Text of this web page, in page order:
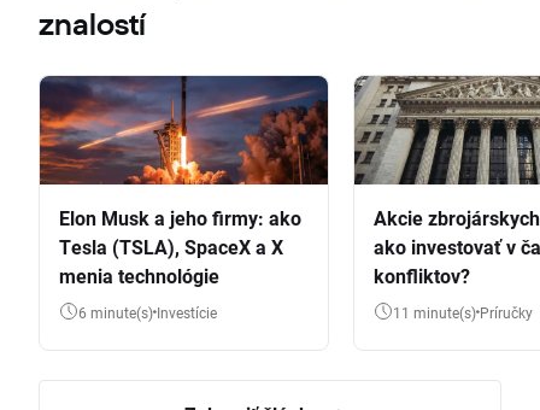
znalostí
Elon Musk a jeho firmy: ako
Tesla (TSLA), SpaceX a X
menia technológie
6 minute(s) Investície
Akcie
ako investovať v
konfliktov?
11 minute(s) Príručky